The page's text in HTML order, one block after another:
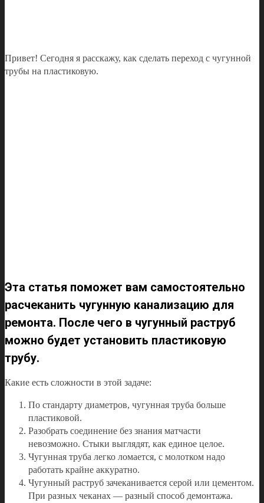
Привет! Сегодня я расскажу, как сделать переход с чугунной
трубы на пластиковую.
Эта статья поможет вам самостоятельно
расчеканить чугунную канализацию для
ремонта. После чего в чугунный раструб
можно будет установить пластиковую
трубу.
Какие есть сложности в этой задаче:
По стандарту диаметров, чугунная труба больше
пластиковой.
Разобрать соединение без знания матчасти
невозможно. Стыки выглядят, как единое целое.
Чугунная труба легко ломается, с молотком надо
работать крайне аккуратно.
Чугунный раструб зачеканивается серой или цементом.
При разных чеканах — разный способ демонтажа.